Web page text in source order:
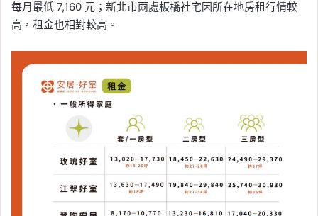
每月最低 7,160 元；新北市兩處板橋社宅因所在地房租行情較
高，租金也相對較高。